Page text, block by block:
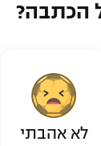
הכתבה?
לא אהבתי